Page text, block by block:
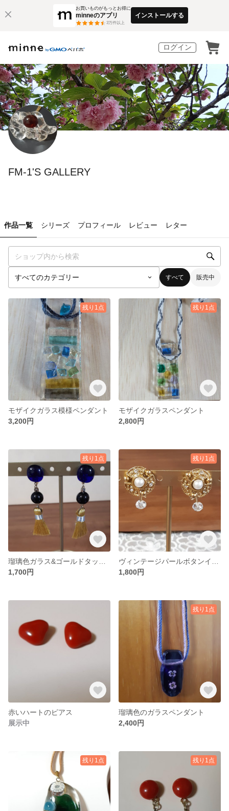
お買いものがもっとお得に
minneのアプリ
3万件以上
インストールする
ログイン
FM-1'S GALLERY
作品一覧 シリーズ プロフィール レビュー レター
すべて 販売中
残り1点
モザイクガラス模様ペンダント
3,200円
残り1点
モザイクガラスペンダント
2,800円
残り1点
1,700円
残り1点
1,800円
赤いハートのピアス
展示中
残り1点
瑠璃色のガラスペンダント
2,400円
残り1点 残り1点